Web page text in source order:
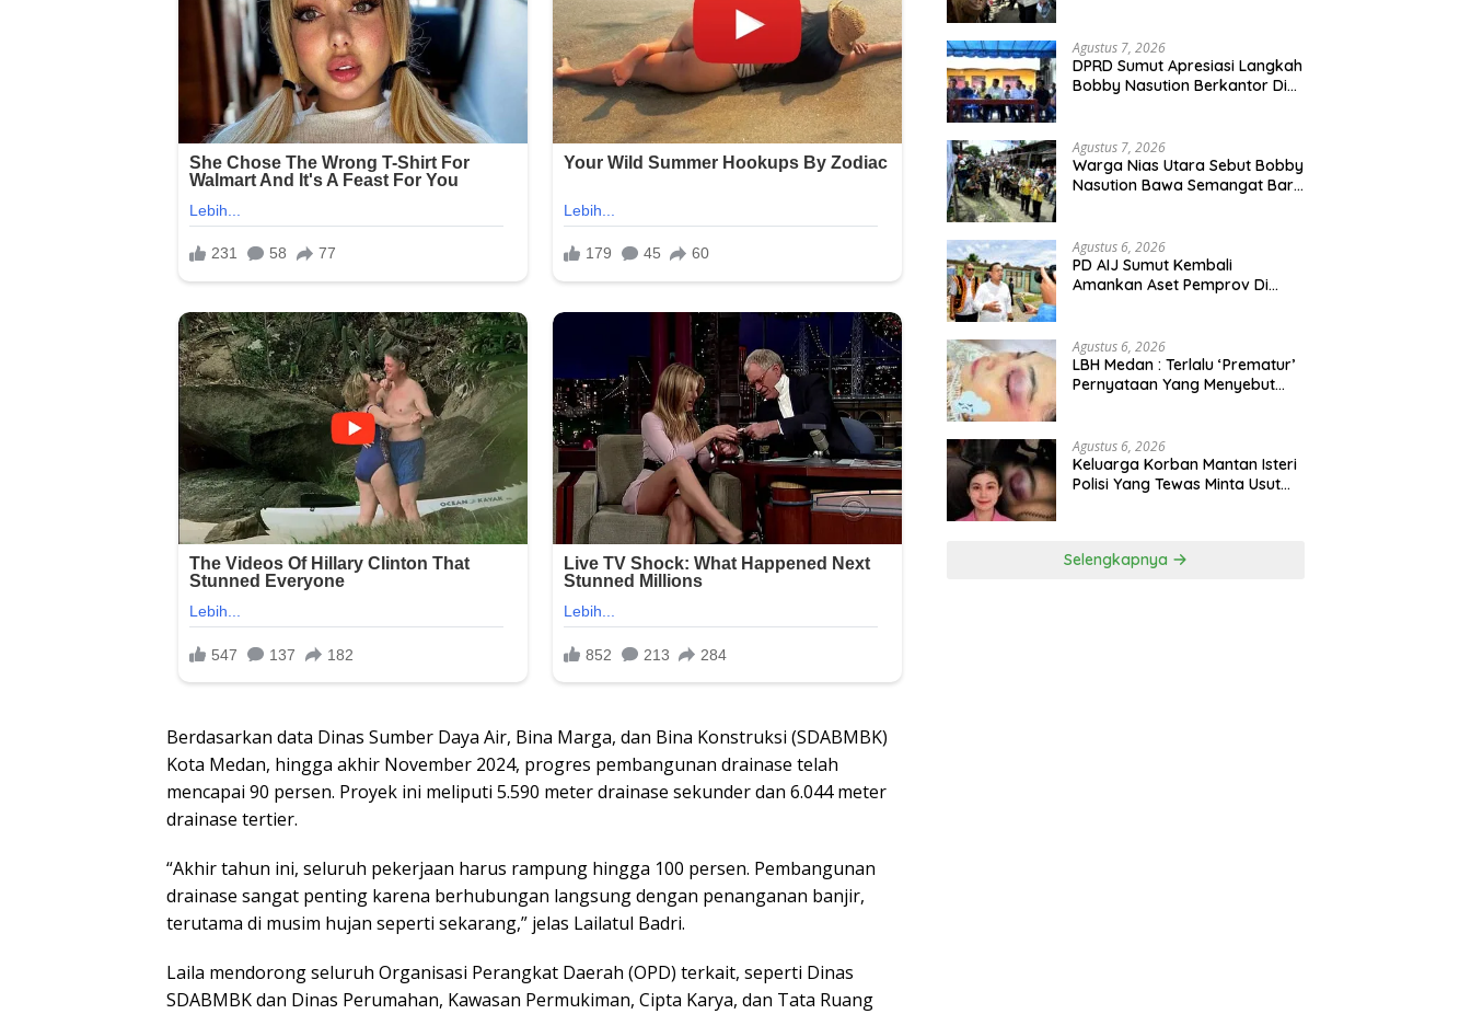
Berdasarkan data Dinas Sumber Daya Air, Bina Marga, dan Bina Konstruksi (SDABMBK)
Kota Medan, hingga akhir November 2024, progres pembangunan drainase telah
mencapai 90 persen. Proyek ini meliputi 5.590 meter drainase sekunder dan 6.044 meter
drainase tertier.
“Akhir tahun ini, seluruh pekerjaan harus rampung hingga 100 persen. Pembangunan
drainase sangat penting karena berhubungan langsung dengan penanganan banjir,
terutama di musim hujan seperti sekarang,” jelas Lailatul Badri.
Laila mendorong seluruh Organisasi Perangkat Daerah (OPD) terkait, seperti Dinas
SDABMBK dan Dinas Perumahan, Kawasan Permukiman, Cipta Karya, dan Tata Ruang
Agustus 7, 2026
DPRD Sumut Apresiasi Langkah
Bobby Nasution Berkantor Di
Agustus 7, 2026
Warga Nias Utara Sebut Bobby
Nasution Bawa Semangat Baru
Agustus 6, 2026
PD AIJ Sumut Kembali
Amankan Aset Pemprov Di
Agustus 6, 2026
LBH Medan : Terlalu ‘Prematur’
Pernyataan Yang Menyebut
Agustus 6, 2026
Keluarga Korban Mantan Isteri
Polisi Yang Tewas Minta Usut
Selengkapnya